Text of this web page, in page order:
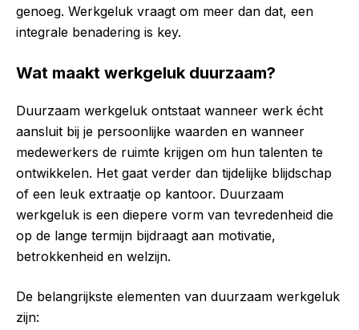
genoeg. Werkgeluk vraagt om meer dan dat, een
integrale benadering is key.
Wat maakt werkgeluk duurzaam?
Duurzaam werkgeluk ontstaat wanneer werk écht
aansluit bij je persoonlijke waarden en wanneer
medewerkers de ruimte krijgen om hun talenten te
ontwikkelen. Het gaat verder dan tijdelijke blijdschap
of een leuk extraatje op kantoor. Duurzaam
werkgeluk is een diepere vorm van tevredenheid die
op de lange termijn bijdraagt aan motivatie,
betrokkenheid en welzijn.
De belangrijkste elementen van duurzaam werkgeluk
zijn: